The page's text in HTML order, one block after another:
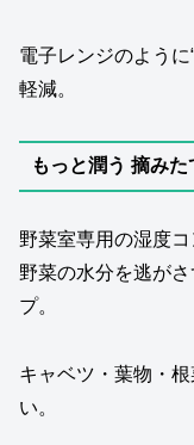
電子レンジのよう
軽減。
もっと潤う 摘みた
野菜室専用の湿度コ
野菜の水分を逃が
プ。
キャベツ・葉物・
い。